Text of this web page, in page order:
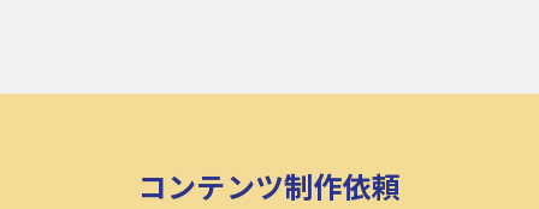
コンテンツ制作依頼